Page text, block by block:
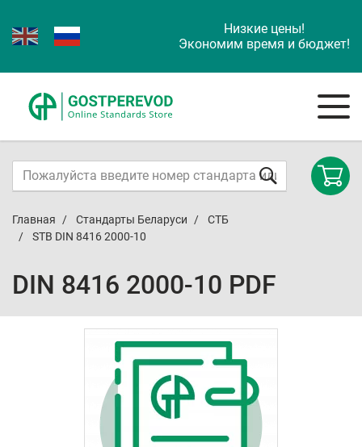
Низкие цены!
Экономим время и бюджет!
Главная Стандарты Беларуси
СТБ
STB DIN 8416 2000-10
DIN 8416 2000-10 PDF